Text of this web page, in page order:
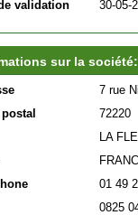
validation
30-05-
sur la
7 rue
72220
LA
01 49
0825